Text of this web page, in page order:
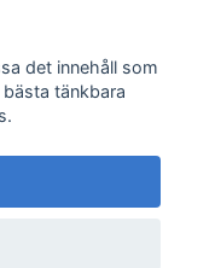
det innehåll som
tänkbara